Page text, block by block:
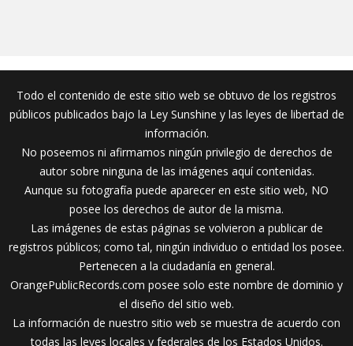
Todo el contenido de este sitio web se obtuvo de los registros
públicos publicados bajo la Ley Sunshine y las leyes de libertad de
información.
No poseemos ni afirmamos ningún privilegio de derechos de
autor sobre ninguna de las imágenes aquí contenidas.
Aunque su fotografía puede aparecer en este sitio web, NO
posee los derechos de autor de la misma.
Las imágenes de estas páginas se volvieron a publicar de
registros públicos; como tal, ningún individuo o entidad los posee.
Pertenecen a la ciudadanía en general.
OrangePublicRecords.com posee solo este nombre de dominio y
el diseño del sitio web.
La información de nuestro sitio web se muestra de acuerdo con
todas las leyes locales y federales de los Estados Unidos.